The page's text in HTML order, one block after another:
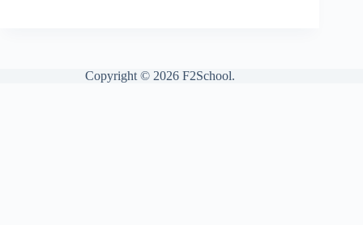
Copyright © 2026 F2School.